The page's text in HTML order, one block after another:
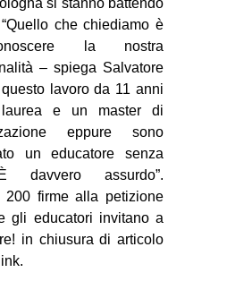
che chiediamo è
la nostra
– spiega Salvatore
lavoro da 11 anni
e un master di
eppure sono
un educatore senza
davvero assurdo”.
200 firme alla petizione
gli educatori invitano a
in chiusura di articolo